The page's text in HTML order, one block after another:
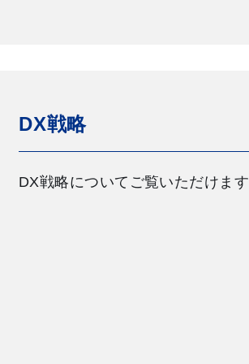
DX戦略
DX戦略についてご覧いただけま